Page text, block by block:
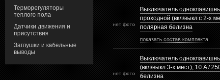
Терморегуляторы
теплого пола
Датчики движения и
присутствия
Заглушки и кабельные
выводы
нет фото
Выключатель
проходной (вкл/выкл с 2-х
полярная белизна
показать состав комплекта
нет фото
Выключатель
(вкл/выкл 3-х мест), 10 A /
белизна